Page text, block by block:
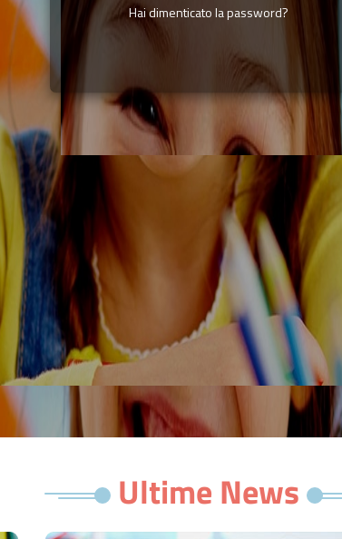
Hai dimenticato la password?
Ultime News